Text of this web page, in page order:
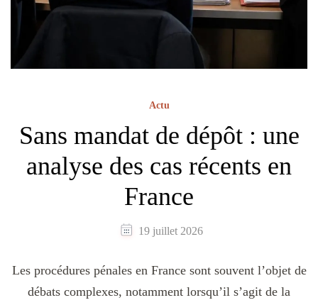
Actu
Sans mandat de dépôt : une
analyse des cas récents en
France
19 juillet 2026
Les procédures pénales en France sont souvent l’objet de
débats complexes, notamment lorsqu’il s’agit de la